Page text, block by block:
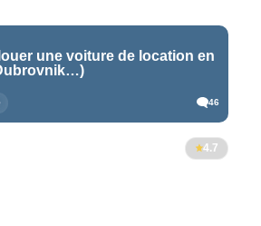
une voiture de location en
46
4.7